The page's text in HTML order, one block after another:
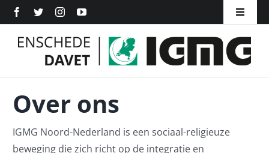
naar
inhoud
Toggle
Home
Inschrijven
Word Lid
Over ons
IGMG Noord-Nederland is een sociaal-religieuze
beweging die zich richt op de integratie en